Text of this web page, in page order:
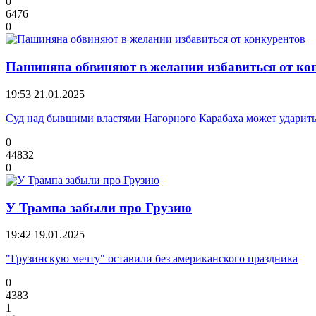
6476
0
Пашиняна обвиняют в желании избавиться от
19:53 21.01.2025
Суд над бывшими властями Нагорного Карабаха может
0
44832
0
У Трампа забыли про Грузию
19:42 19.01.2025
"Грузинскую мечту" оставили без американского праздника
0
4383
1